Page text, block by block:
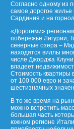
Согласно одному из
самое дорогое жилье
Сардиния и на
«Дорогими»
побережье Лигурии,
северные озера –
находятся виллы
числе Джорджа
владеет
Стоимость квартиры
от 100 000 евро и
шестизначных
В то же время на
можно встретить
большая часть
южном регионе